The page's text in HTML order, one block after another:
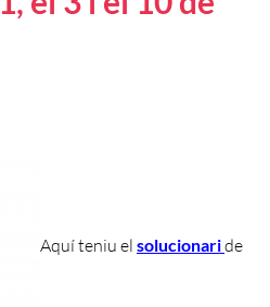
Aquí teniu el solucionaride